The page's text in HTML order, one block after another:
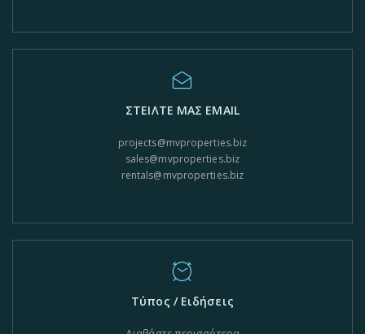
ΣΤΕΙΛΤΕ ΜΑΣ EMAIL
projects@mvproperties.biz
sales@mvproperties.biz
rentals@mvproperties.biz
Τύπος / Ειδήσεις